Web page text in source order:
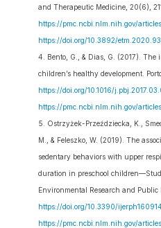
and Therapeutic Medicine, 20(6),
https://pmc.ncbi.nlm.nih.gov/
https://doi.org/10.3892/
Bento, G., & Dias, G. (2017).
children’s healthy development.
https://doi.org/10.1016/
https://pmc.ncbi.nlm.nih.gov/
Ostrzyżek-Przeździecka, K.,
M., & Feleszko, W. (2019). The
sedentary behaviors with upper
duration in preschool
Environmental Research and
https://doi.org/10.3390/
https://pmc.ncbi.nlm.nih.gov/